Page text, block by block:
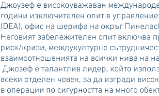
Джоузеф е високоуважаван
години изключителен опит в
(DEA), офис на шерифа на окръг Пинелас
Неговият забележителен опит включва
риск/кризи, междукултурно
взаимоотношенията на всички нива на
Джозеф е талантлив лидер, който
всеки отделен човек, за да изгради
в операции по сигурността на много